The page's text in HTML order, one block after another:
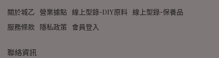
關於城乙 營業據點 線上型錄-DIY原料 線上型錄-保養品
服務條款
隱私政策 會員登入
聯絡資訊